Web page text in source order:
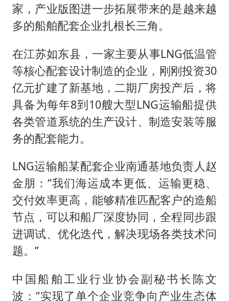
家，产业版图进一步拓展带来的是越来越
多的船舶配套企业扎根长三角。
在江苏如东县，一家主要从事LNG低温管
等核心配套设计制造的企业，刚刚投资30
亿元扩建了新基地，二期厂房投产后，将
具备为每年8到10艘大型LNG运输船提供
各类管道系统的生产设计、制造安装等服
务的配套能力。
LNG运输船某配套企业南通基地负责人赵
金朋：“我们海运成本更低、运输更稳、
交付效率更高，能够精准匹配客户的造船
节点，可以和船厂深度协同，全程同步跟
进调试、优化迭代，解决现场各类技术问
题。”
中国船舶工业行业协会副秘书长陈文
波：“实现了单个企业竞争向产业生态体